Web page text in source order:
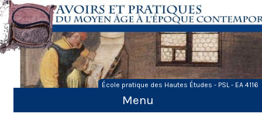
Skip
to
content
École pratique des Hautes Études - PSL - EA 4116
Menu